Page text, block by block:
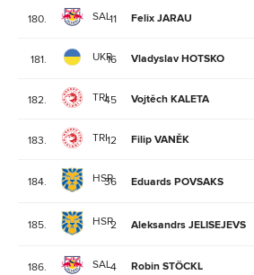
180. SAL11 Felix JARAU
181. UKR16 Vladyslav HOTSKO
182. TRI45 Vojtěch KALETA
183. TRI12 Filip VANĚK
184. HSR
36 Eduards POVSAKS
185. HSR2 Aleksandrs JELISEJEVS
186. SAL4 Robin STÖCKL